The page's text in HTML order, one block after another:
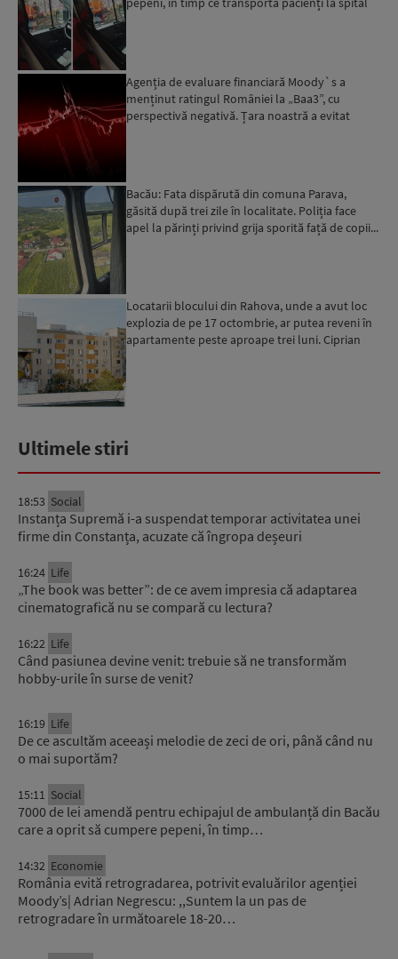
Agenția de evaluare financiară Moody`s a
menținut ratingul României la „Baa3”, cu
perspectivă negativă. Țara noastră a evitat
Bacău: Fata dispărută din comuna Parava,
găsită după trei zile în localitate. Poliția face
apel la părinți privind grija sporită față de copii...
Locatarii blocului din Rahova, unde a avut loc
explozia de pe 17 octombrie, ar putea reveni în
apartamente peste aproape trei luni. Ciprian
Ultimele stiri
18:53 Social
Instanța Supremă i-a suspendat temporar activitatea unei
firme din Constanța, acuzate că îngropa deșeuri
16:24 Life
„The book was better”: de ce avem impresia că adaptarea
cinematografică nu se compară cu lectura?
16:22 Life
Când pasiunea devine venit: trebuie să ne transformăm
hobby-urile în surse de venit?
16:19 Life
De ce ascultăm aceeași melodie de zeci de ori, până când nu
o mai suportăm?
15:11 Social
7000 de lei amendă pentru echipajul de ambulanță din Bacău
care a oprit să cumpere pepeni, în timp…
14:32 Economie
România evită retrogradarea, potrivit evaluărilor agenției
Moody’s| Adrian Negrescu: ,,Suntem la un pas de
retrogradare în următoarele 18-20…